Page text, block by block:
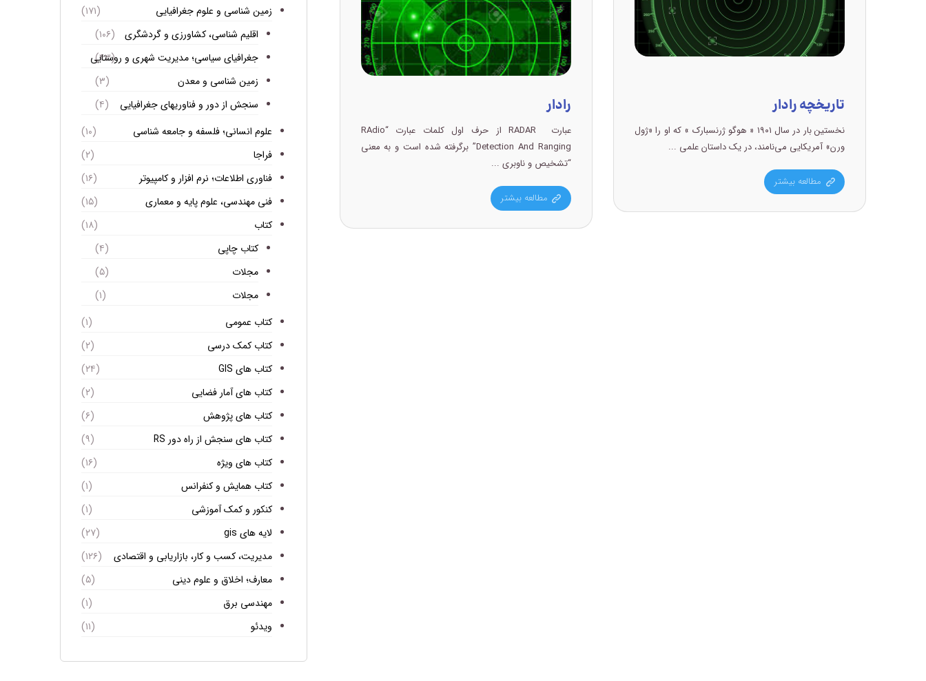
تاریخچه رادار
نخستين بار در سال ۱۹۰۱ « هوگو ژرنسبارک » که او را «ژول
ورن» آمريکايي می‌نامند، در يک داستان علمي ...
مطالعه بیشتر
رادار
عبارت RADAR از حرف اول کلمات عبارت “RAdio
Detection And Ranging” برگرفته شده است و به معنی
“تشخیص و ناوبری ...
مطالعه بیشتر
زمین شناسی و علوم جغرافیایی
(۱۷۱)
اقلیم شناسی، کشاورزی و گردشگری
(۱۰۶)
جغرافیای سیاسی؛ مدیریت شهری و روستایی
(۴۳)
زمین شناسی و معدن
(۳)
سنجش از دور و فناوریهای جغرافیایی
(۴)
علوم انسانی؛ فلسفه و جامعه شناسی
(۱۰)
فراجا
(۲)
فناوری اطلاعات؛ نرم افزار و کامپیوتر
(۱۶)
فنی مهندسی، علوم پایه و معماری
(۱۵)
کتاب
(۱۸)
کتاب چاپی
(۴)
مجلات
(۵)
مجلات
(۱)
کتاب عمومی
(۱)
کتاب کمک درسی
(۲)
کتاب های GIS
(۲۴)
کتاب های آمار فضایی
(۲)
کتاب های پژوهش
(۶)
کتاب های سنجش از راه دور RS
(۹)
کتاب های ویژه
(۱۶)
کتاب همایش و کنفرانس
(۱)
کنکور و کمک آموزشی
(۱)
لایه های gis
(۲۷)
مدیریت، کسب و کار، بازاریابی و اقتصادی
(۱۲۶)
معارف؛ اخلاق و علوم دینی
(۵)
مهندسی برق
(۱)
ویدئو
(۱۱)